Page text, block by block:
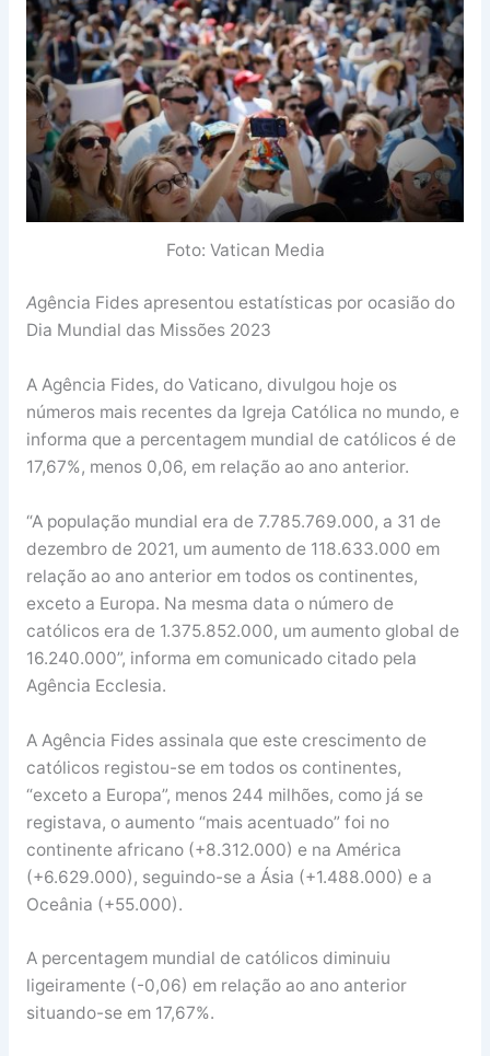
Foto: Vatican Media
Agência Fides apresentou estatísticas por ocasião do
Dia Mundial das Missões 2023
A Agência Fides, do Vaticano, divulgou hoje os
números mais recentes da Igreja Católica no mundo, e
informa que a percentagem mundial de católicos é de
17,67%, menos 0,06, em relação ao ano anterior.
“A população mundial era de 7.785.769.000, a 31 de
dezembro de 2021, um aumento de 118.633.000 em
relação ao ano anterior em todos os continentes,
exceto a Europa. Na mesma data o número de
católicos era de 1.375.852.000, um aumento global de
16.240.000”, informa em comunicado citado pela
Agência Ecclesia.
A Agência Fides assinala que este crescimento de
católicos registou-se em todos os continentes,
“exceto a Europa”, menos 244 milhões, como já se
registava, o aumento “mais acentuado” foi no
continente africano (+8.312.000) e na América
(+6.629.000), seguindo-se a Ásia (+1.488.000) e a
Oceânia (+55.000).
A percentagem mundial de católicos diminuiu
ligeiramente (-0,06) em relação ao ano anterior
situando-se em 17,67%.